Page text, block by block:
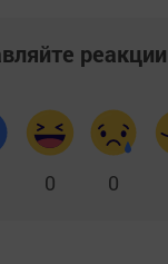
реакции
0 0